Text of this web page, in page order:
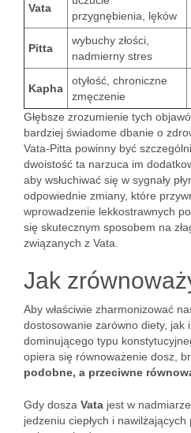
Vata
przygnębienia, lęków
Pitta
wybuchy złości,
nadmierny stres
Kapha
otyłość, chroniczne
zmęczenie
Głębsze zrozumienie tych
bardziej świadome dbanie o
Vata-Pitta powinny być
dwoistość ta narzuca im
aby wsłuchiwać się w sygnały
odpowiednie zmiany, które
wprowadzenie lekkostrawnych
się skutecznym sposobem na
związanych z Vata.
Jak
Aby właściwie zharmonizować
dostosowanie zarówno diety, jak
dominującego typu
opiera się równoważenie dosz,
podobne, a przeciwne
Gdy dosza Vata jest w
jedzeniu ciepłych i nawilżających